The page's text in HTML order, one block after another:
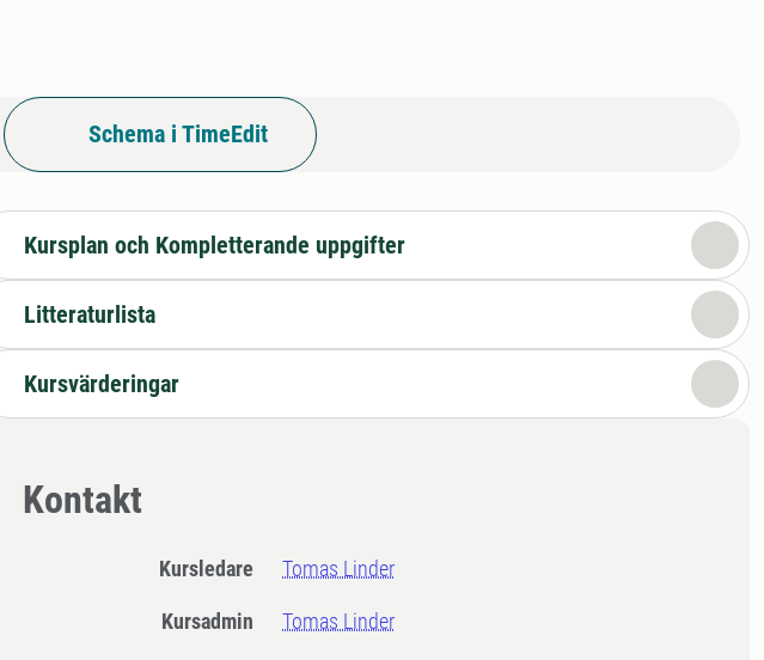
Schema i TimeEdit
Kursplan och Kompletterande uppgifter
Litteraturlista
Kursvärderingar
Kontakt
Kursledare Tomas Linder
Kursadmin Tomas Linder